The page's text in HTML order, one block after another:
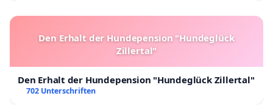
Den Erhalt der Hundepension "Hundeglück
Zillertal"
Den Erhalt der Hundepension "Hundeglück Zillertal"
702 Unterschriften